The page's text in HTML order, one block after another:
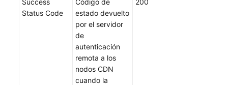
Status Code
estado devuelto
por el servidor
de
autenticación
remota a los
nodos CDN
cuando la